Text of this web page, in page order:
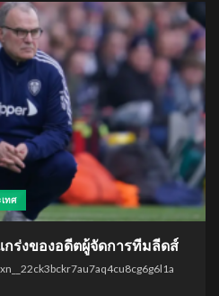
ทศ
กร่งของอดีตผู้จัดการทีมลีดส์